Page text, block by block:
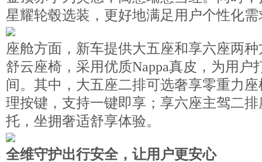
星耀轮毂选装，更好地满足用户个性化需
座舱方面，新车提供大五座和享六座两
舒云座椅，采用优质Nappa真皮，为用户
间。其中，大五座二排可选奢享零重力
理按键，支持一键即享；享六座主驾二
托，坐拥奢适舒享体验。
全维守护出行安全，让用户更安心